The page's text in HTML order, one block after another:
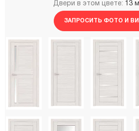
Двери в этом цвете: 13
ЗАПРОСИТЬ ФОТО И